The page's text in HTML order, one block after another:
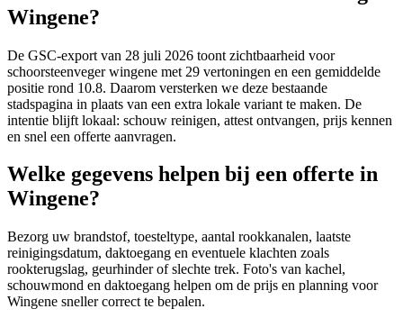
Wingene?
De GSC-export van 28 juli 2026 toont zichtbaarheid voor
schoorsteenveger wingene met 29 vertoningen en een gemiddelde
positie rond 10.8. Daarom versterken we deze bestaande
stadspagina in plaats van een extra lokale variant te maken. De
intentie blijft lokaal: schouw reinigen, attest ontvangen, prijs kennen
en snel een offerte aanvragen.
Welke gegevens helpen bij een offerte in
Wingene?
Bezorg uw brandstof, toesteltype, aantal rookkanalen, laatste
reinigingsdatum, daktoegang en eventuele klachten zoals
rookterugslag, geurhinder of slechte trek. Foto's van kachel,
schouwmond en daktoegang helpen om de prijs en planning voor
Wingene sneller correct te bepalen.